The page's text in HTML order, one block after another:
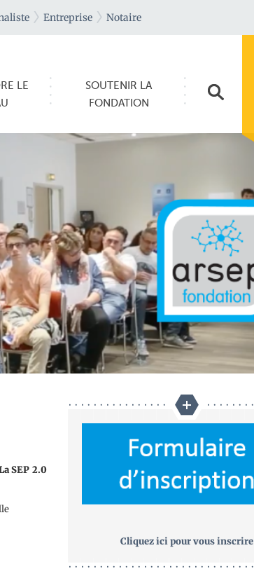
Entreprise Notaire
LE
SOUTENIR LA
FONDATION
SEP 2.0
Cliquez ici pour vous inscrire